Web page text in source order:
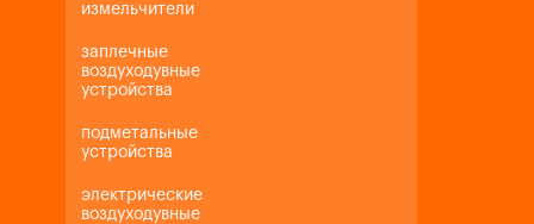
измельчители
заплечные
воздуходувные
устройства
подметальные
устройства
электрические
воздуходувные